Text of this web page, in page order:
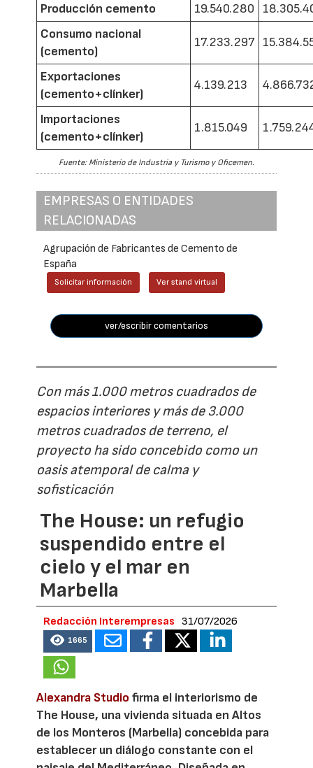
Producción cemento 19.540.280
Consumo nacional
(cemento)
17.233.297
Exportaciones
(cemento+clínker)
4.139.213
Importaciones
(cemento+clínker)
1.815.049
Fuente: Ministerio de Industria y Turismo y Oficemen.
EMPRESAS O ENTIDADES
RELACIONADAS
Agrupación de Fabricantes de Cemento de
España
Solicitar información Ver stand virtual
ver/escribir comentarios
Con más 1.000 metros cuadrados de
espacios interiores y más de 3.000
metros cuadrados de terreno, el
proyecto ha sido concebido como un
oasis atemporal de calma y
sofisticación
The House: un refugio
suspendido entre el
cielo y el mar en
Marbella
Redacción Interempresas 31/07/2026
1665
Alexandra Studio firma el interiorismo de
The House, una vivienda situada en Altos
de los Monteros (Marbella) concebida para
establecer un diálogo constante con el